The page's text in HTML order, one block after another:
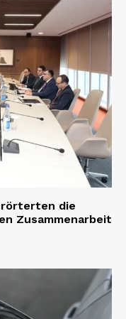
die
Zusammenarbeit